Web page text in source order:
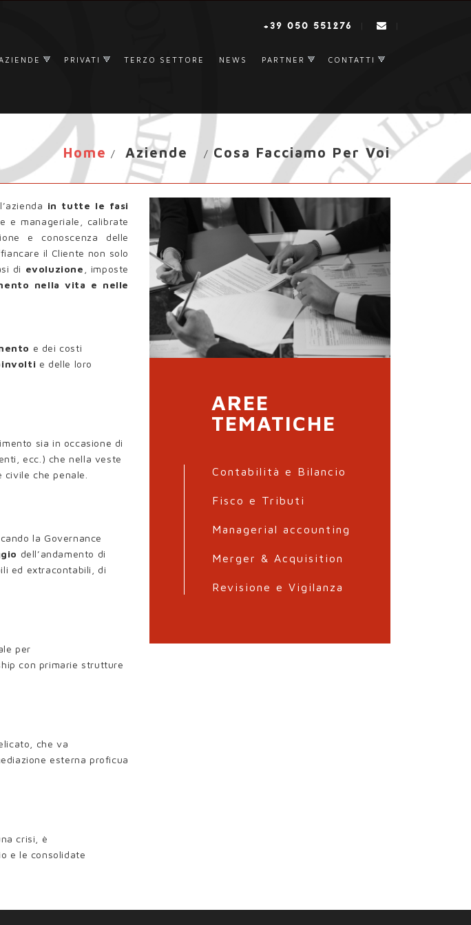
+39 050 551276 | |
PRIVATI TERZO SETTORE NEWS PARTNER CONTATTI
Home / Aziende / Cosa Facciamo Per Voi
in tutte le fasi
e manageriale, calibrate
e conoscenza delle
il Cliente non solo
di evoluzione , imposte
nella vita e nelle
e dei costi
e delle loro
sia in occasione di
ecc.) che nella veste
che penale.
la Governance
dell’andamento di
ed extracontabili, di
per
con primarie strutture
che va
esterna proficua
crisi, è
e le consolidate
AREE
TEMATICHE
Contabilità e Bilancio
Fisco e Tributi
Managerial accounting
Merger & Acquisition
Revisione e Vigilanza